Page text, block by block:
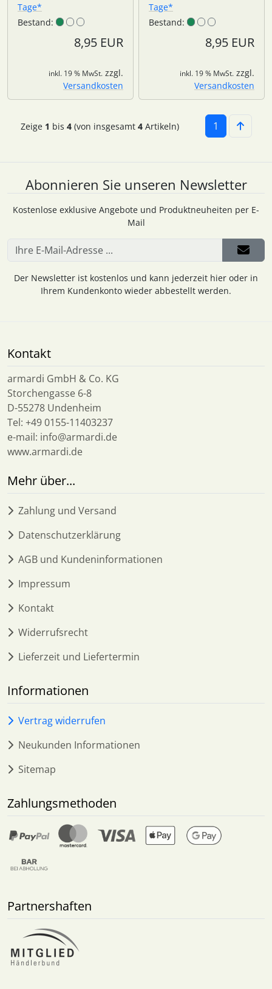
Tage*
Bestand:
8,95 EUR
inkl. 19 % MwSt. zzgl.
Versandkosten
Tage*
Bestand:
8,95 EUR
inkl. 19 % MwSt. zzgl.
Versandkosten
Zeige 1 bis 4(von insgesamt 4Artikeln) 1
Abonnieren Sie unseren Newsletter
Kostenlose exklusive Angebote und Produktneuheiten per E-
Mail
Der Newsletter ist kostenlos und kann jederzeit hier oder in
Ihrem Kundenkonto wieder abbestellt werden.
Kontakt
armardi GmbH & Co. KG
Storchengasse 6-8
D-55278 Undenheim
Tel: +49 0155-11403237
e-mail: info@armardi.de
www.armardi.de
Mehr über...
Zahlung und Versand
Datenschutzerklärung
AGB und Kundeninformationen
Impressum
Kontakt
Widerrufsrecht
Lieferzeit und Liefertermin
Informationen
Vertrag widerrufen
Neukunden Informationen
Sitemap
Zahlungsmethoden
Partnershaften